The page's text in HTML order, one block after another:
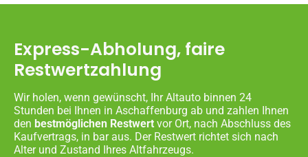
Express-Abholung, faire
Restwertzahlung
Wir holen, wenn gewünscht, Ihr Altauto binnen 24
Stunden bei Ihnen in Aschaffenburg ab und zahlen Ihnen
den bestmöglichen Restwert vor Ort, nach Abschluss des
Kaufvertrags, in bar aus. Der Restwert richtet sich nach
Alter und Zustand Ihres Altfahrzeugs.